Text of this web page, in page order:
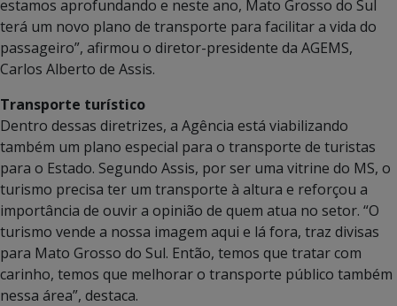
estamos aprofundando e neste ano, Mato Grosso do Sul
terá um novo plano de transporte para facilitar a vida do
passageiro”, afirmou o diretor-presidente da AGEMS,
Carlos Alberto de Assis.
Transporte turístico
Dentro dessas diretrizes, a Agência está viabilizando
também um plano especial para o transporte de turistas
para o Estado. Segundo Assis, por ser uma vitrine do MS, o
turismo precisa ter um transporte à altura e reforçou a
importância de ouvir a opinião de quem atua no setor. “O
turismo vende a nossa imagem aqui e lá fora, traz divisas
para Mato Grosso do Sul. Então, temos que tratar com
carinho, temos que melhorar o transporte público também
nessa área”, destaca.